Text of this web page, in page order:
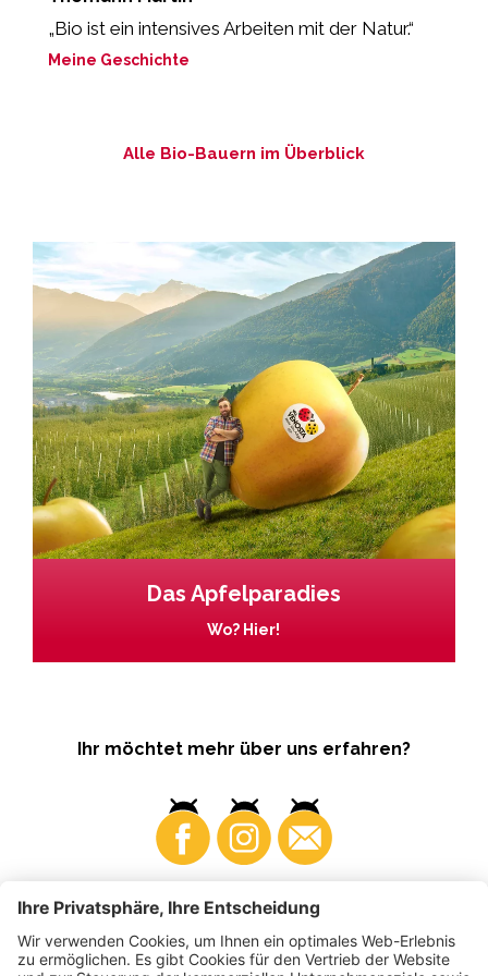
„Bio ist ein intensives Arbeiten mit der Natur.“
Meine Geschichte
Alle Bio-Bauern im Überblick
Das Apfelparadies
Wo? Hier!
Ihr möchtet mehr über uns erfahren?
Business Produzenten